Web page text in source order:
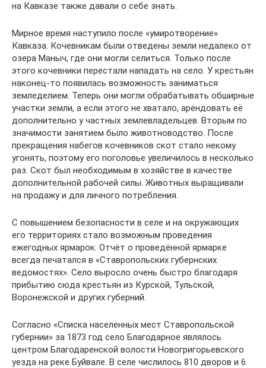
на Кавказе также давали о себе знать.
Мирное время наступило после «умиротворение»
Кавказа. Кочевникам были отведены земли недалеко от
озера Маныч, где они могли селиться. Только после
этого кочевники перестали нападать на село. У крестьян
наконец-то появилась возможность заниматься
земледелием. Теперь они могли обрабатывать обширные
участки земли, а если этого не хватало, арендовать её
дополнительно у частных землевладельцев. Вторым по
значимости занятием было животноводство. После
прекращения набегов кочевников скот стало некому
угонять, поэтому его поголовье увеличилось в несколько
раз. Скот был необходимым в хозяйстве в качестве
дополнительной рабочей силы. Животных выращивали
на продажу и для личного потребления.
С повышением безопасности в селе и на окружающих
его территориях стало возможным проведения
ежегодных ярмарок. Отчёт о проведённой ярмарке
всегда печатался в «Ставропольских губернских
ведомостях». Село выросло очень быстро благодаря
прибытию сюда крестьян из Курской, Тульской,
Воронежской и других губерний.
Согласно «Списка населенных мест Ставропольской
губернии» за 1873 год село Благодарное являлось
центром Благодаренской волости Новогригорьевского
уезда на реке Буйвале. В селе числилось 810 дворов и 6